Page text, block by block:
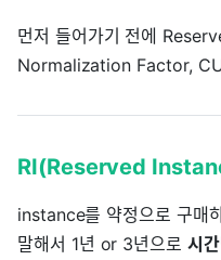
먼저 들어가기 전에
Normalization Factor,
RI(Reserved
instance를 약정으로 구매
말해서 1년 or 3년으로시